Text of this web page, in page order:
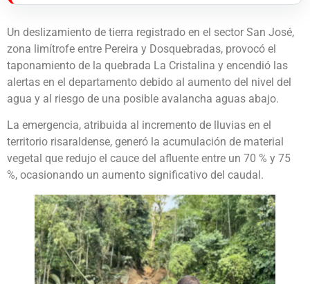
Un deslizamiento de tierra registrado en el sector San José,
zona limítrofe entre Pereira y Dosquebradas, provocó el
taponamiento de la quebrada La Cristalina y encendió las
alertas en el departamento debido al aumento del nivel del
agua y al riesgo de una posible avalancha aguas abajo.
La emergencia, atribuida al incremento de lluvias en el
territorio risaraldense, generó la acumulación de material
vegetal que redujo el cauce del afluente entre un 70 % y 75
%, ocasionando un aumento significativo del caudal.